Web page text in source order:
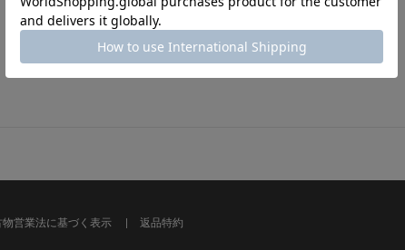
お気に入りデータがありません。
営業法に基づく表示 返品特約